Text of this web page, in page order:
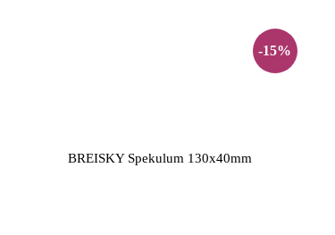
-15%
BREISKY Spekulum 130x40mm